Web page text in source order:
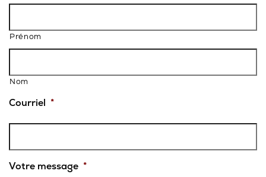
Prénom
Nom
Courriel *
Votre message *